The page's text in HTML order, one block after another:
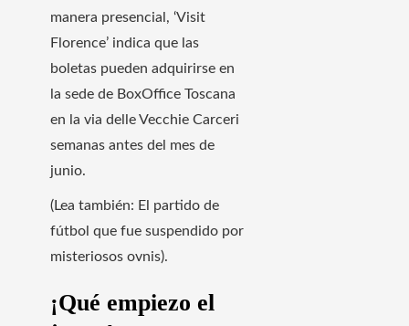
manera presencial, ‘Visit
Florence’ indica que las
boletas pueden adquirirse en
la sede de BoxOffice Toscana
en la via delle Vecchie Carceri
semanas antes del mes de
junio.
(Lea también: El partido de
fútbol que fue suspendido por
misteriosos ovnis).
¡Qué empiezo el